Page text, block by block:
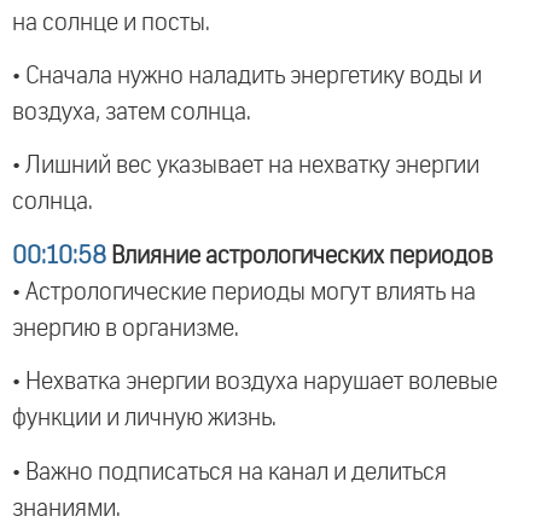
на солнце и посты.
• Сначала нужно наладить энергетику воды и
воздуха, затем солнца.
• Лишний вес указывает на нехватку энергии
солнца.
00:10:58 Влияние астрологических периодов
• Астрологические периоды могут влиять на
энергию в организме.
• Нехватка энергии воздуха нарушает волевые
функции и личную жизнь.
• Важно подписаться на канал и делиться
знаниями.